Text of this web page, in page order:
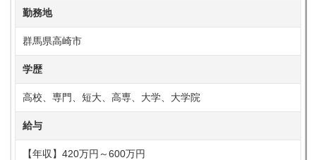
勤務地
群馬県高崎市
学歴
高校、専門、短大、高専、大学、大学院
給与
【年収】420万円～600万円